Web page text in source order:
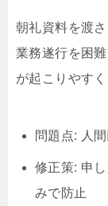
朝礼資料を渡
業務遂行を困
が起こりやすく
問題点: 人
修正策: 申
みで防止